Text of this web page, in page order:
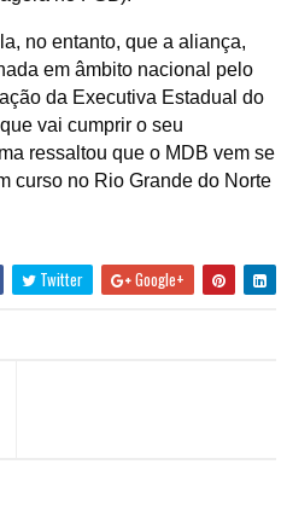
no entanto, que a aliança,
em âmbito nacional pelo
da Executiva Estadual do
vai cumprir o seu
ressaltou que o MDB vem se
curso no Rio Grande do Norte
Twitter Google+